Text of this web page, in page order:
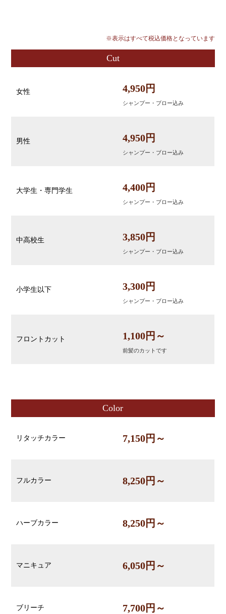
※表示はすべて税込価格となっています
Cut
女性 4,950円
シャンプー・ブロー込み
男性 4,950円
シャンプー・ブロー込み
大学生・専門学生 4,400円
シャンプー・ブロー込み
中高校生 3,850円
シャンプー・ブロー込み
小学生以下 3,300円
シャンプー・ブロー込み
フロントカット 1,100円～
前髪のカットです
Color
リタッチカラー 7,150円～
フルカラー 8,250円～
ハーブカラー 8,250円～
マニキュア 6,050円～
ブリーチ 7,700円～